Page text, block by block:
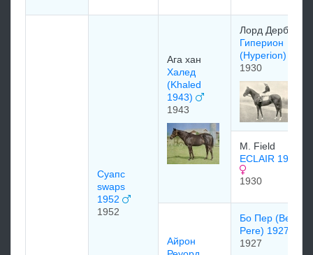
Суапс
swaps
1952
1952
Ага хан
Халед
(Khaled
1943)
1943
Лоpд Дepби
Гиперион
(Hyperion)
1930
M. Field
ECLAIR 1930
1930
Айрон
Бо Пер (Beau
Pere) 1927
1927